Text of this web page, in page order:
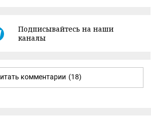
Подписывайтесь на наши
каналы
комментарии (18)